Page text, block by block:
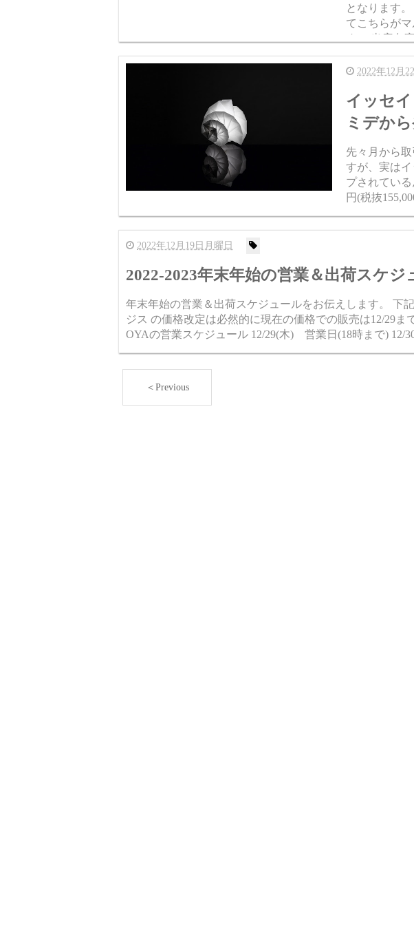
となります
てこちらが
す。 当店在
チェア在庫
したが、廃番
2022年12月
イッセ
ミデか
先々月から
すが、実は
プされてい
円(税抜
MINOMUSHI
2022年12月19日月曜日
2022-2023年末年始の営業＆出荷スケジ
年末年始の営業＆出荷スケジュールをお伝えします。 下
ジス の価格改定は必然的に現在の価格での販売は12/29ま
OYAの営業スケジュール 12/29(木) 営業日(18時まで) 12/
＜Previous